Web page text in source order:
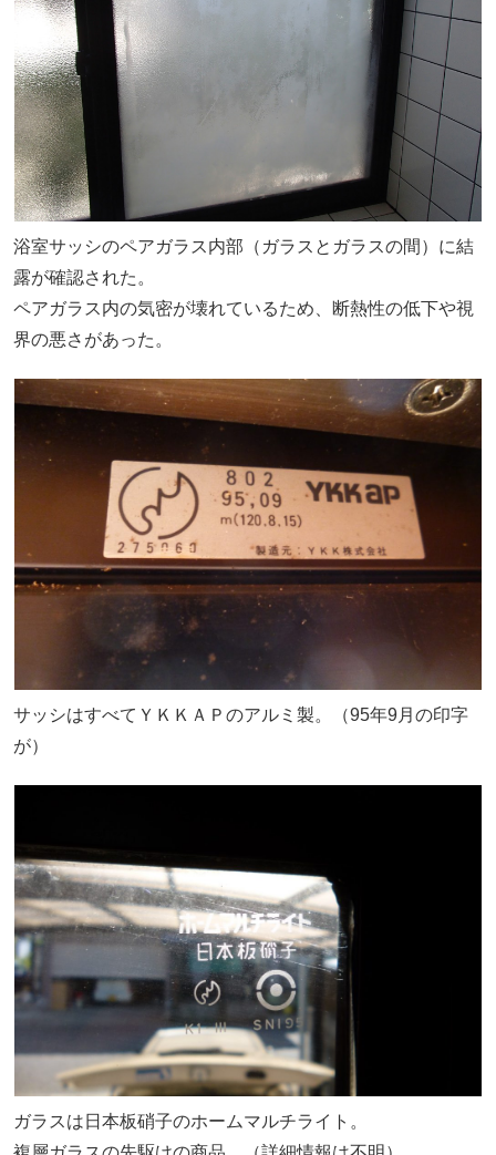
浴室サッシのペアガラス内部（ガラスとガラスの間）に結
露が確認された。
ペアガラス内の気密が壊れているため、断熱性の低下や視
界の悪さがあった。
サッシはすべてＹＫＫＡＰのアルミ製。（95年9月の印字
が）
ガラスは日本板硝子のホームマルチライト。